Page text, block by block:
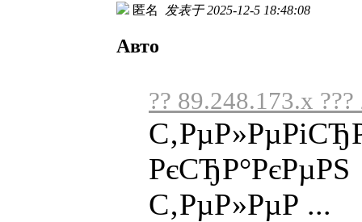
匿名 发表于 2025-12-5 18:48:08
Авто
?? 89.248.173.x
РєСЂР°РєРµРЅ
С‚РµР»РµР ...